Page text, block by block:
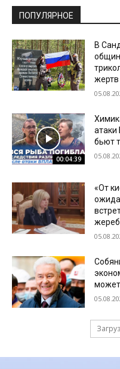
ПОПУЛЯРНОЕ
В
жертв
00:04:39
бьют
«От
может